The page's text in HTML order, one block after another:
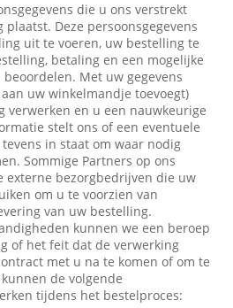
die u ons verstrekt
Deze persoonsgegevens
uit te voeren, uw bestelling te
betaling en een mogelijke
Met uw gegevens
uw winkelmandje toevoegt)
verwerken en u een nauwkeurige
stelt ons of een eventuele
in staat om waar nodig
Sommige Partners op ons
externe bezorgbedrijven die uw
om u te voorzien van
van uw bestelling.
kunnen we een beroep
of het feit dat de verwerking
met u na te komen of om te
de volgende
tijdens het bestelproces: